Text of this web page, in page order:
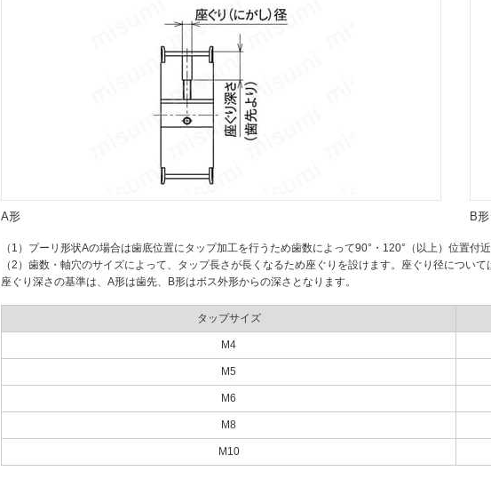
A形 B形
（1）プーリ形状Aの場合は歯底位置にタップ加工を行うため歯数によって90°・120°（以上）位置付近
（2）歯数・軸穴のサイズによって、タップ長さが長くなるため座ぐりを設けます。座ぐり径について
座ぐり深さの基準は、A形は歯先、B形はボス外形からの深さとなります。
タップサイズ
M4
M5
M6
M8
M10